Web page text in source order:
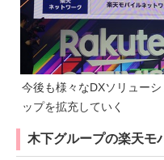
今後も様々なDXソリュー
ップを拡充していく
木下グループの楽天モ